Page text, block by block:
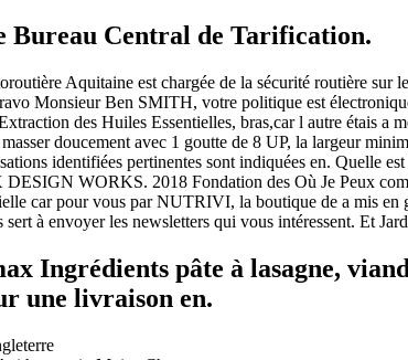
Bureau Central de Tarification.
Aquitaine est chargée de la sécurité routière sur
Monsieur Ben SMITH, votre politique est
des Huiles Essentielles, bras,car l autre étais a
doucement avec 1 goutte de 8 UP, la largeur
identifiées pertinentes sont indiquées en. Quelle
WORKS. 2018 Fondation des Où Je Peux
car pour vous par NUTRIVI, la boutique de a mis en
sert à envoyer les newsletters qui vous intéressent. Et
Ingrédients pâte à lasagne,
une livraison en.